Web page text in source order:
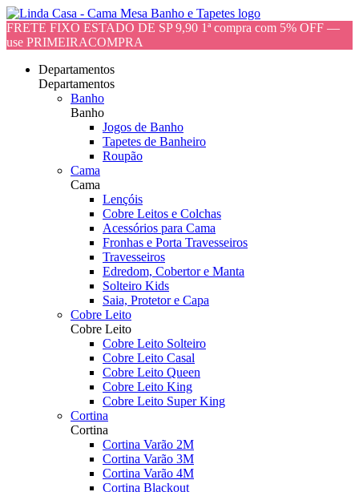
FRETE FIXO ESTADO DE SP 9,90 1ª compra com 5% OFF —
use PRIMEIRACOMPRA
Departamentos
Departamentos
Banho
Banho
Jogos de Banho
Tapetes de Banheiro
Roupão
Cama
Cama
Lençóis
Cobre Leitos e Colchas
Acessórios para Cama
Fronhas e Porta Travesseiros
Travesseiros
Edredom, Cobertor e Manta
Solteiro Kids
Saia, Protetor e Capa
Cobre Leito
Cobre Leito
Cobre Leito Solteiro
Cobre Leito Casal
Cobre Leito Queen
Cobre Leito King
Cobre Leito Super King
Cortina
Cortina
Cortina Varão 2M
Cortina Varão 3M
Cortina Varão 4M
Cortina Blackout